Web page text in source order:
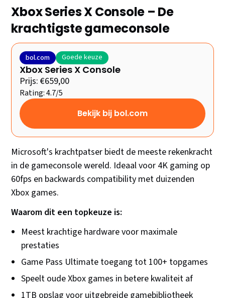
Xbox Series X Console – De
krachtigste gameconsole
bol.com Goede keuze
Xbox Series X Console
Prijs: €659,00
Rating: 4.7/5
Bekijk bij bol.com
Microsoft's krachtpatser biedt de meeste rekenkracht
in de gameconsole wereld. Ideaal voor 4K gaming op
60fps en backwards compatibility met duizenden
Xbox games.
Waarom dit een topkeuze is:
Meest krachtige hardware voor maximale
prestaties
Game Pass Ultimate toegang tot 100+ topgames
Speelt oude Xbox games in betere kwaliteit af
1TB opslag voor uitgebreide gamebibliotheek